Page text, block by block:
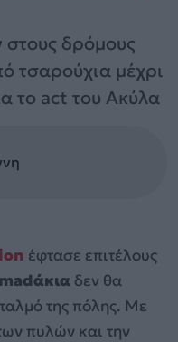
στους δρόμους
τσαρούχια μέχρι
το act του Ακύλα
έφτασε επιτέλους
δεν θα
της πόλης. Με
πυλών και την